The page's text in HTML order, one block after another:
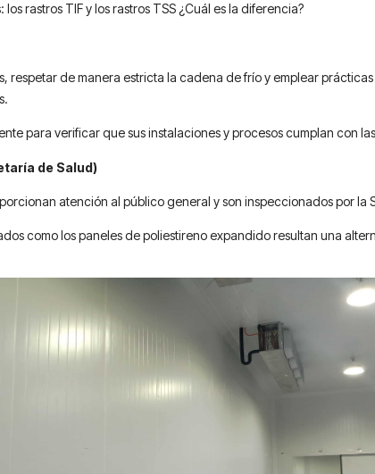
rastros TIF y los rastros TSS ¿Cuál es la diferencia?
respetar de manera estricta la cadena de frío y emplear
para verificar que sus instalaciones y procesos cumplan con
de Salud)
atención al público general y son inspeccionados por la
como los paneles de poliestireno expandido resultan una